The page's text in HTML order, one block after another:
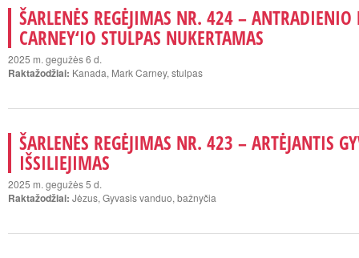
ŠARLENĖS REGĖJIMAS NR. 424 –
CARNEY‘IO STULPAS NUKERTAMAS
2025 m. gegužės 6 d.
Raktažodžiai: Kanada, Mark Carney, stulpas
ŠARLENĖS REGĖJIMAS NR. 423 – ARTĖJANTIS
IŠSILIEJIMAS
2025 m. gegužės 5 d.
Raktažodžiai: Jėzus, Gyvasis vanduo, bažnyčia